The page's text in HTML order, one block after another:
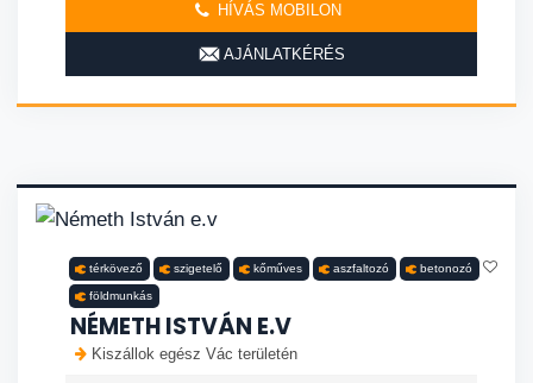
HÍVÁS MOBILON
AJÁNLATKÉRÉS
térkövező szigetelő kőműves aszfaltozó betonozó
földmunkás
NÉMETH ISTVÁN E.V
Kiszállok egész Vác területén